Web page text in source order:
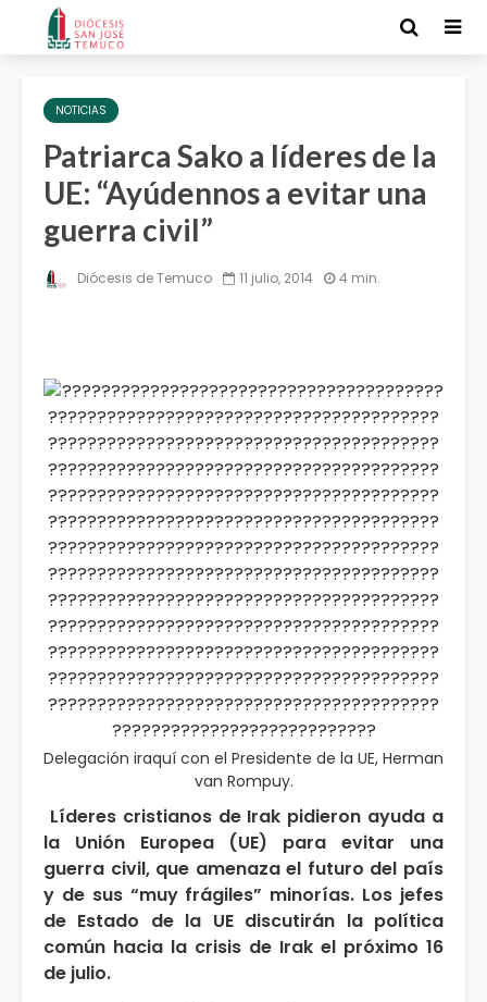
NOTICIAS
Patriarca Sako a líderes de la
UE: “Ayúdennos a evitar una
guerra civil”
Diócesis de Temuco 11 julio, 2014 4 min.
Delegación iraquí con el Presidente de la UE, Herman
van Rompuy.
Líderes cristianos de Irak pidieron ayuda a
la Unión Europea (UE) para evitar una
guerra civil, que amenaza el futuro del país
y de sus “muy frágiles” minorías. Los jefes
de Estado de la UE discutirán la política
común hacia la crisis de Irak el próximo 16
de julio.